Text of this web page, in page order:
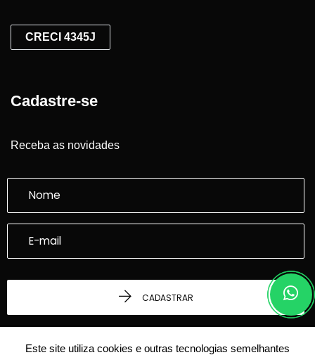
CRECI 4345J
Cadastre-se
Receba as novidades
CADASTRAR
Este site utiliza cookies e outras tecnologias semelhantes